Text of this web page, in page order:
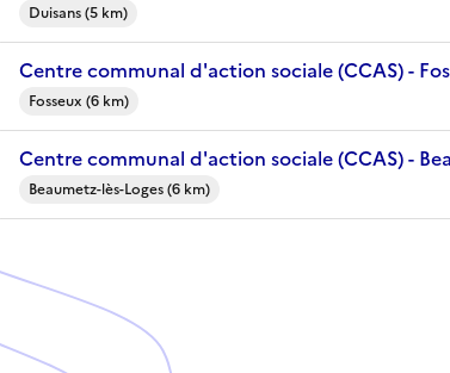
Duisans (5 km)
Centre communal d'action sociale (CCAS) -
Fosseux (6 km)
Centre communal d'action sociale (CCAS) -
Beaumetz-lès-Loges (6 km)